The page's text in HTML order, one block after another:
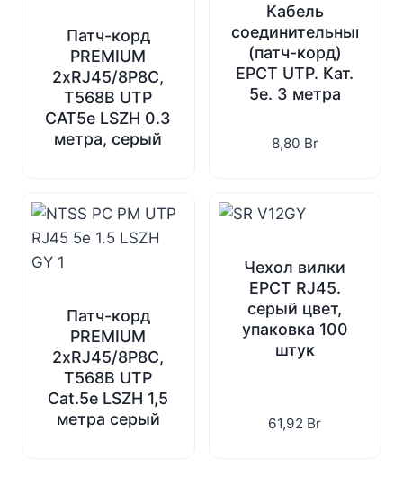
Патч-корд
PREMIUM
2xRJ45/8P8C,
T568B UTP
CAT5e LSZH 0.3
метра, серый
Кабель
соединительный
(патч-корд)
EPCT UTP. Кат.
5e. 3 метра
8,80 Br
Патч-корд
PREMIUM
2xRJ45/8P8C,
T568B UTP
Cat.5e LSZH 1,5
метра серый
Чехол вилки
EPCT RJ45.
серый цвет,
упаковка 100
штук
61,92 Br